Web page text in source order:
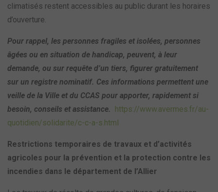
climatisés restent accessibles au public durant les horaires
d’ouverture.
Pour rappel, les personnes fragiles et isolées, personnes
âgées ou en situation de handicap, peuvent, à leur
demande, ou sur requête d’un tiers, figurer gratuitement
sur un registre nominatif. Ces informations permettent une
veille de la Ville et du CCAS pour apporter, rapidement si
besoin, conseils et assistance.
https://www.avermes.fr/au-
quotidien/solidarite/c-c-a-s.html
Restrictions temporaires de travaux et d’activités
agricoles pour la prévention et la protection contre les
incendies dans le département de l’Allier